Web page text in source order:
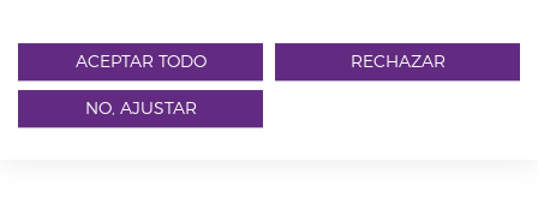
a
r
nuestros diseños que te enamorarán
ACEPTAR TODO RECHAZAR
NO, AJUSTAR